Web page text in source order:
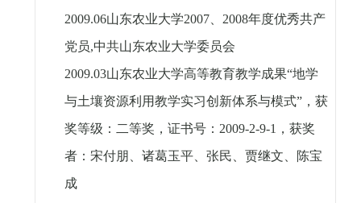
2009.06山东农业大学2007、 2008年度优秀共产
党员,中共山东农业大学委员会
2009.03山东农业大学高等教育教学成果“地学
与土壤资源利用教学实习创新体系与模式”，获
奖等级：二等奖，证书号： 2009-2-9-1 ，获奖
者：宋付朋、诸葛玉平、张民、贾继文、陈宝
成